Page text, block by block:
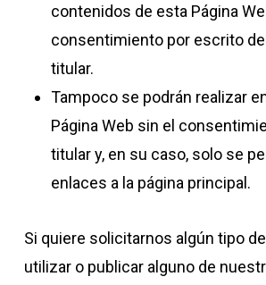
contenidos de esta Página
consentimiento por escrito
titular.
Tampoco se podrán realizar
Página Web sin el
titular y, en su caso, solo se
enlaces a la página principal.
Si quiere solicitarnos algún tipo
utilizar o publicar alguno de